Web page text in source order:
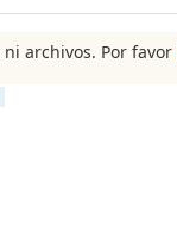
archivos. Por favor